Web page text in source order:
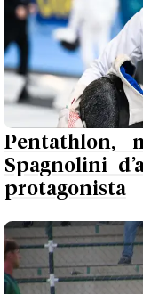
Pentathlon,
Spagnolini
protagonista